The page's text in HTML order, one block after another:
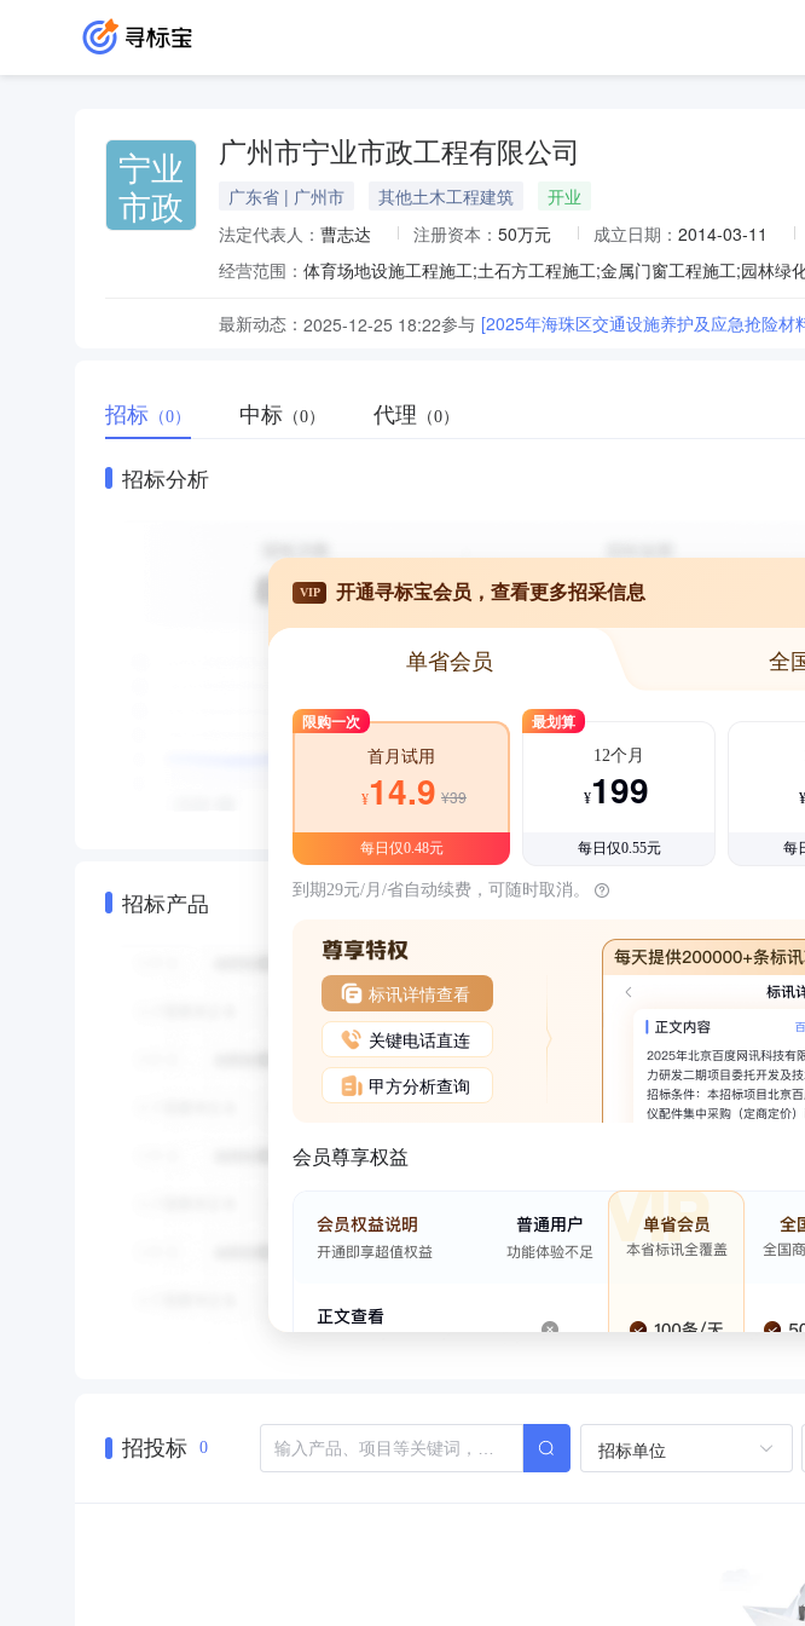
宁业
市政
广州市宁业市政工程有限公司
广东省 | 广州市 其他土木工程建筑
开业
法定代表人： 曹志达 注册资本： 50万元 成立日期： 2014-03-11
经营范围：
最新动态： 2025-12-25 18:22参与 [2025年海珠区交通设施养护及应急抢险材
招标 （0） 中标 （0） 代理 （0）
招标分析
招标产品
VIP 开通寻标宝会员，查看更多招采信息
单省会员 全
限购一次
首月试用
¥14.9 ¥39
每日仅0.48元
最划算
12个月
¥199
每日仅0.55元
¥
每
到期29元/月/省自动续费，可随时取消。
标讯详情查看
关键电话直连
甲方分析查询
会员尊享权益
招投标 0 招标单位